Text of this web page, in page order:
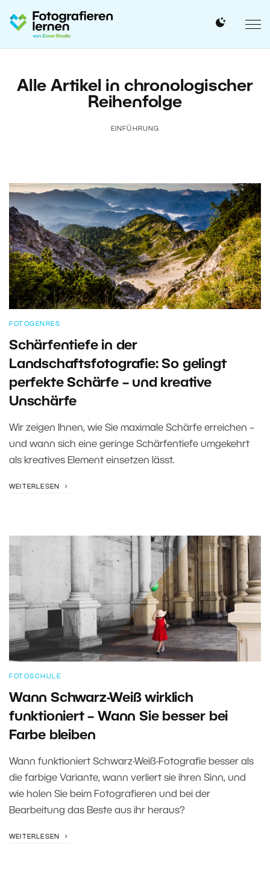
Alle Artikel in chronologischer
Reihenfolge
EINFÜHRUNG
FOTOGENRES
Schärfentiefe in der
Landschaftsfotografie: So gelingt
perfekte Schärfe – und kreative
Unschärfe
Wir zeigen Ihnen, wie Sie maximale Schärfe erreichen –
und wann sich eine geringe Schärfentiefe umgekehrt
als kreatives Element einsetzen lässt.
WEITERLESEN
FOTOSCHULE
Wann Schwarz-Weiß wirklich
funktioniert – Wann Sie besser bei
Farbe bleiben
Wann funktioniert Schwarz-Weiß-Fotografie besser als
die farbige Variante, wann verliert sie ihren Sinn, und
wie holen Sie beim Fotografieren und bei der
Bearbeitung das Beste aus ihr heraus?
WEITERLESEN